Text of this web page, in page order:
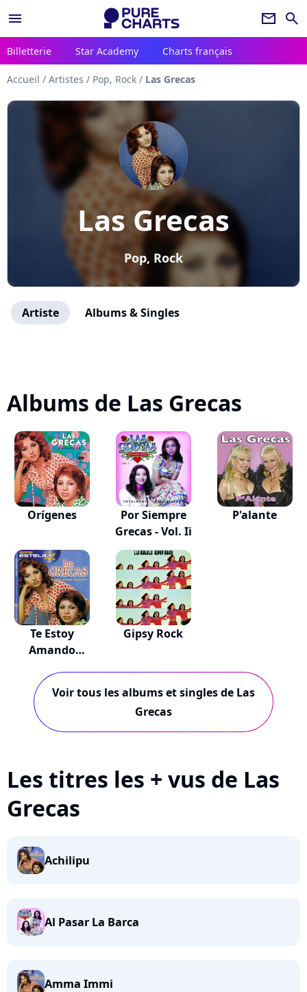
menu newsletter search
Billetterie Star Academy Charts français
Accueil / Artistes / Pop, Rock / Las Grecas
Las Grecas
Pop, Rock
Artiste Albums & Singles
Albums de Las Grecas
Orígenes
Por Siempre
Grecas - Vol. Ii
P'alante
Te Estoy
Amando
Gipsy Rock
Voir tous les albums et singles de Las
Grecas
Les titres les + vus de Las
Grecas
Achilipu
Al Pasar La Barca
Amma Immi